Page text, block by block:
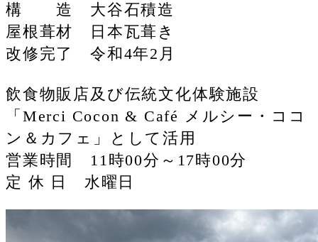
構 造 大谷石積造
屋根葺材 日本瓦葺き
改修完了 令和4年2月
飲食物販店及び伝統文化体験施設
「Merci Cocon & Café メルシー・ココ
ン＆カフェ」として活用
営業時間 11時00分～17時00分
定 休 日 水曜日